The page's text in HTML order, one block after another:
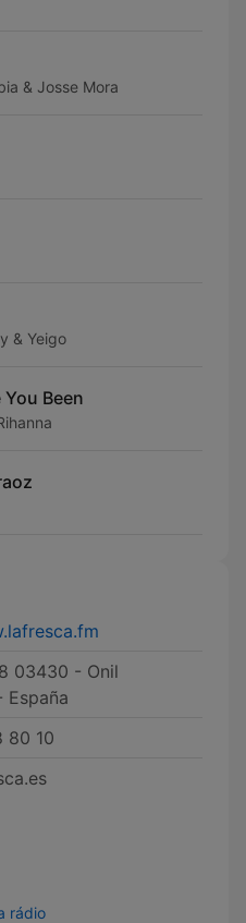
& Josse Mora
& Yeigo
Been
03430 - Onil
España
80 10
rádio